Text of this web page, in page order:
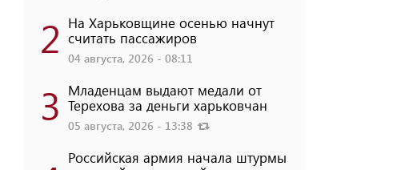
2 На Харьковщине осенью начнут
считать пассажиров
04 августа, 2026 - 08:11
3 Младенцам выдают медали от
Терехова за деньги харьковчан
05 августа, 2026 - 13:38
Российская армия начала штурмы